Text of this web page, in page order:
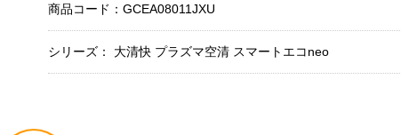
商品コード： GCEA08011JXU
シリーズ： 大清快 プラズマ空清 スマートエコneo